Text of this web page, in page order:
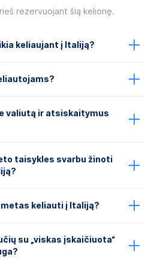
rezervuojant šią kelionę.
keliaujant į Italiją?
valiutą ir atsiskaitymus
taisykles svarbu žinoti
metas keliauti į Italiją?
su „viskas įskaičiuota“